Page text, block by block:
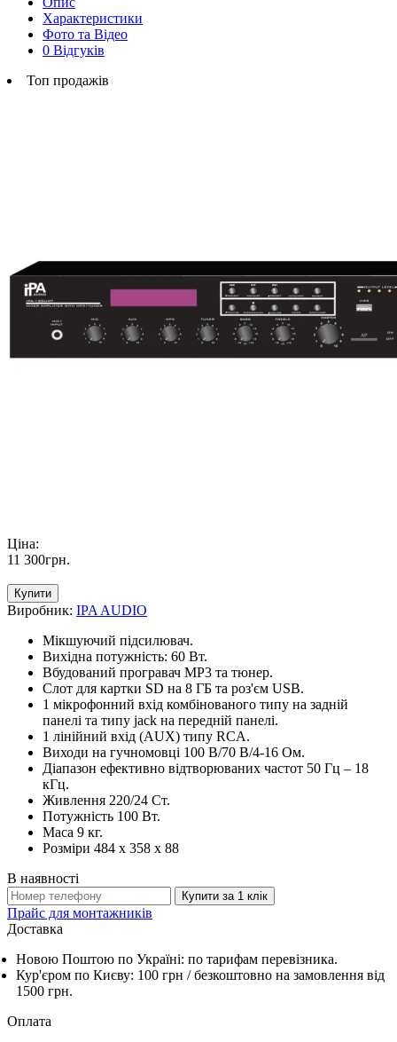
Характеристики
Фото та Відео
0 Відгуків
Топ продажів
Ціна:
11 300грн.
Купити
Виробник: IPA AUDIO
Мікшуючий підсилювач.
Вихідна потужність: 60 Вт.
Вбудований програвач МР3 та тюнер.
Слот для картки SD на 8 ГБ та роз'єм USB.
1 мікрофонний вхід комбінованого типу на задній
панелі та типу jack на передній панелі.
1 лінійний вхід (AUX) типу RCA.
Виходи на гучномовці 100 В/70 В/4-16 Ом.
Діапазон ефективно відтворюваних частот 50 Гц – 18
кГц.
Живлення 220/24 Ст.
Потужність 100 Вт.
Маса 9 кг.
Розміри 484 х 358 х 88
В наявності
Купити за 1 клiк
Прайс для монтажників
Доставка
Новою Поштою по Україні: по тарифам перевізника.
Кур'єром по Києву: 100 грн /безкоштовно на замовлення від
1500 грн.
Оплата